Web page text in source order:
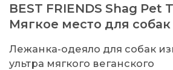
BEST FRIENDS Shag Pet
Мягкое место для собак
Лежанка-одеяло для собак
ультра мягкого веганского